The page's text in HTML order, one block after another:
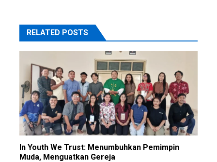
RELATED POSTS
In Youth We Trust: Menumbuhkan Pemimpin
Muda, Menguatkan Gereja